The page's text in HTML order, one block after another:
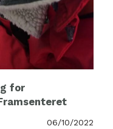
for
06/10/2022